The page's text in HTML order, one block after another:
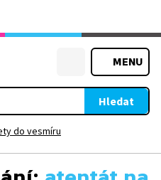
MENU
Hledat
do vesmíru